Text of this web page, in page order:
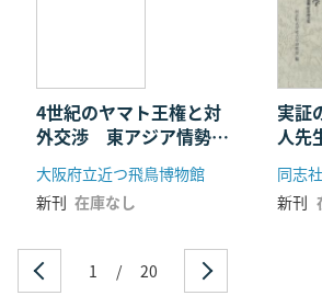
4世紀のヤマト王権と対
外交渉 東アジア情勢と
古墳の変化
大阪府立近つ飛鳥博物館
新刊 在庫なし
実証
人先
新刊
1 / 20